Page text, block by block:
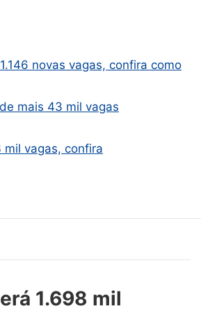
novas vagas, confira como
mais 43 mil vagas
vagas, confira
1.698 mil